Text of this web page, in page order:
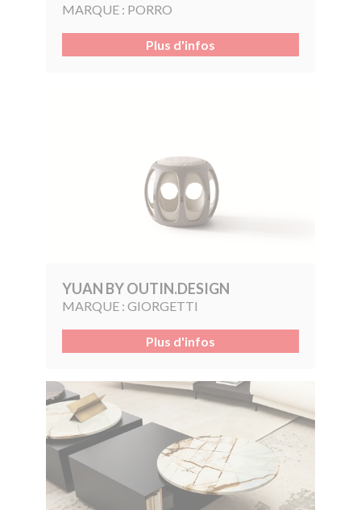
MARQUE : PORRO
Plus d'infos
YUAN BY OUTIN.DESIGN
MARQUE :GIORGETTI
Plus d'infos